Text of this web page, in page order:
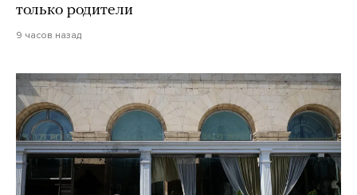
только родители
9 часов назад